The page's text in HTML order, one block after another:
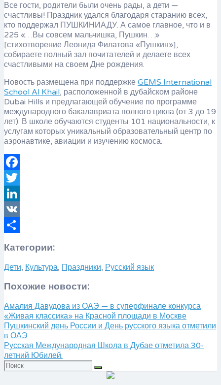
Все гости, родители были очень рады, а дети —
счастливы! Праздник удался благодаря старанию всех,
кто поддержал ПУШКИНИАДУ. А самое главное, что и в
225 «…Вы совсем мальчишка, Пушкин…»
[стихотворение Леонида Филатова «Пушкин»],
собираете полный зал почитателей и делаете всех
счастливыми на своем Дне рождения.
Новость размещена при поддержке GEMS International
School Al Khail, расположенной в дубайском районе
Dubai Hills и предлагающей обучение по программе
международного бакалавриата полного цикла (от 3 до 19
лет). В школе обучаются студенты 101 национальности, к
услугам которых уникальный образовательный центр по
аэронавтике, авиации и изучению космоса.
Facebook
Twitter
LinkedIn
VK
Категории:
Дети, Культура, Праздники, Русский язык
Похожие новости:
Амалия Давудова из ОАЭ — в суперфинале конкурса
«Живая классика» на Красной площади в Москве
Пушкинский день России и День русского языка отметили
в ОАЭ
Русская Международная Школа в Дубае отметила 30-
летний Юбилей.
Искать: